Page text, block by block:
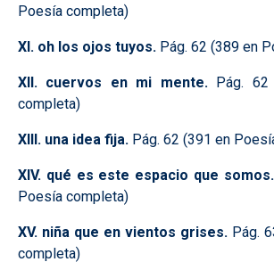
Poesía completa)
XI. oh los ojos tuyos. Pág. 62 (389 en
XII. cuervos en mi mente.Pág. 62
completa)
XIII. una idea fija. Pág. 62 (391 en
XIV. qué es este espacio que somos.
Poesía completa)
XV. niña que en vientos grises. Pág.
completa)